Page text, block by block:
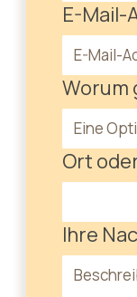
E-Mail-
Worum
Ort
Ihre